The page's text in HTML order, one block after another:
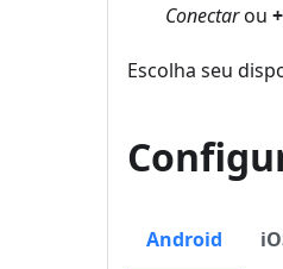
Conectarou +
Escolha seu
Android